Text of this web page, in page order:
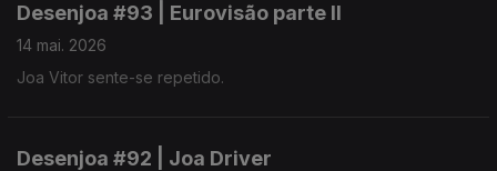
Desenjoa #93 | Eurovisão parte II
14 mai. 2026
Joa Vitor sente-se repetido.
Desenjoa #92 | Joa Driver